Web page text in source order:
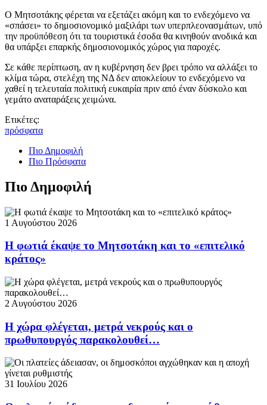
Ο Μητσοτάκης φέρεται να εξετάζει ακόμη και το ενδεχόμενο να
«σπάσει» το δημοσιονομικό μαξιλάρι των υπερπλεονασμάτων, υπό
την προϋπόθεση ότι τα τουριστικά έσοδα θα κινηθούν ανοδικά και
θα υπάρξει επαρκής δημοσιονομικός χώρος για παροχές.
Σε κάθε περίπτωση, αν η κυβέρνηση δεν βρει τρόπο να αλλάξει το
κλίμα τώρα, στελέχη της ΝΔ δεν αποκλείουν το ενδεχόμενο να
χαθεί η τελευταία πολιτική ευκαιρία πριν από έναν δύσκολο και
γεμάτο αναταράξεις χειμώνα.
Ετικέτες:
πρόσφατα
Πιο Δημοφιλή
Πιο Πρόσφατα
Πιο Δημοφιλή
1 Αυγούστου 2026
Η φωτιά έκαψε το Μητσοτάκη και το «επιτελικό
κράτος»
2 Αυγούστου 2026
Η χώρα φλέγεται, μετρά νεκρούς και ο
πρωθυπουργός παρακολουθεί…
31 Ιουλίου 2026